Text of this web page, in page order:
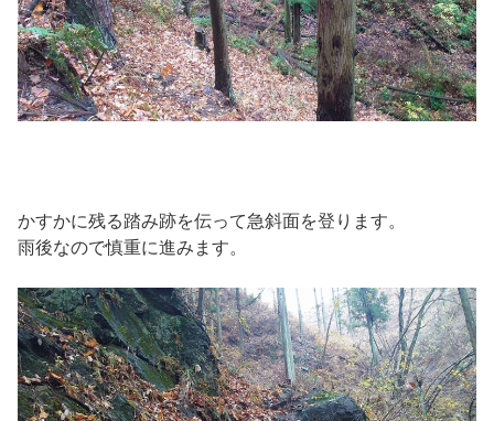
かすかに残る踏み跡を伝って急斜面を登ります。
雨後なので慎重に進みます。